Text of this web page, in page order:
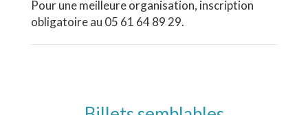
Pour une meilleure organisation, inscription
obligatoire au 05 61 64 89 29.